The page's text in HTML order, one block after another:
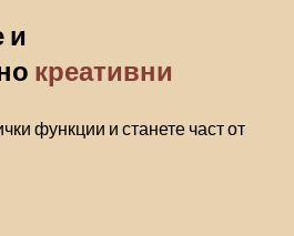
и
креативни
функции и станете част от